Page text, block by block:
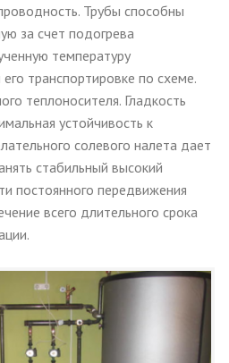
Трубы способны
за счет подогрева
температуру
транспортировке по схеме.
теплоносителя. Гладкость
устойчивость к
солевого налета дает
стабильный высокий
постоянного передвижения
всего длительного срока